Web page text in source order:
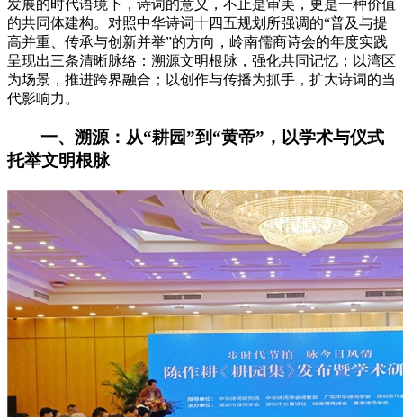
发展的时代语境下，诗词的意义，不止是审美，更是一种价值
的共同体建构。对照中华诗词十四五规划所强调的“普及与提
高并重、传承与创新并举”的方向，岭南儒商诗会的年度实践
呈现出三条清晰脉络：溯源文明根脉，强化共同记忆；以湾区
为场景，推进跨界融合；以创作与传播为抓手，扩大诗词的当
代影响力。
一、溯源：从“耕园”到“黄帝”，以学术与仪式
托举文明根脉